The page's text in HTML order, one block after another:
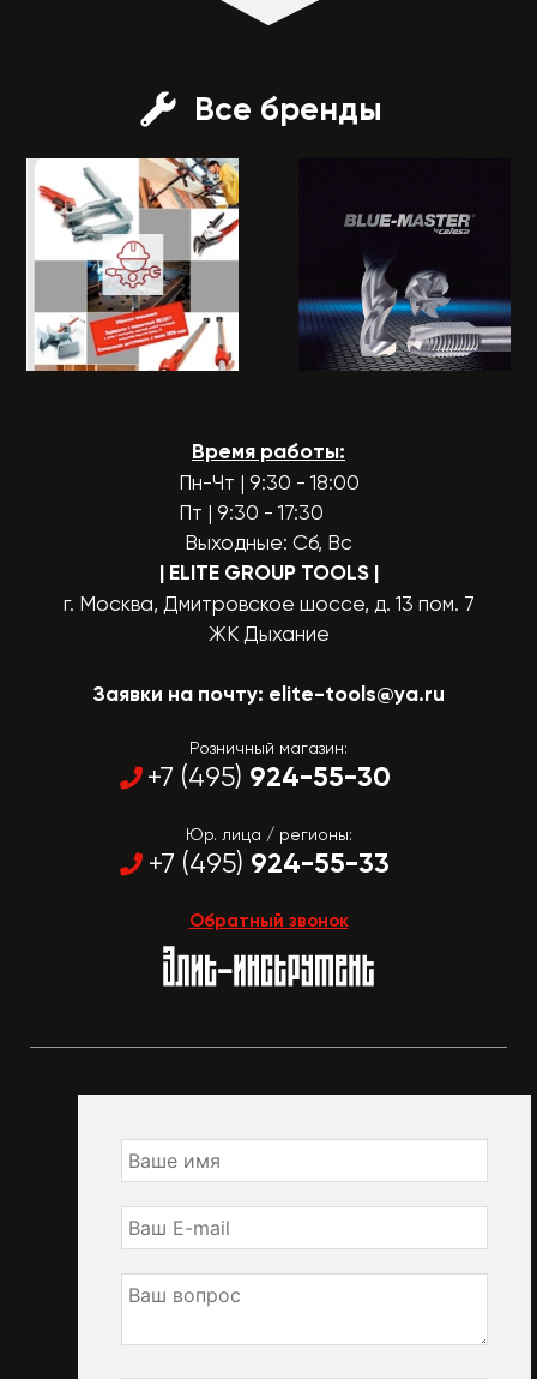
Все бренды
Время работы:
Пн-Чт | 9:30 - 18:00
Пт | 9:30 - 17:30
Выходные: Сб, Вс
| ELITE GROUP TOOLS |
г. Москва, Дмитровское шоссе, д. 13 пом. 7
ЖК Дыхание
Заявки на почту: elite-tools@ya.ru
Розничный магазин:
+7 (495) 924-55-30
Юр. лица / регионы:
+7 (495) 924-55-33
Обратный звонок